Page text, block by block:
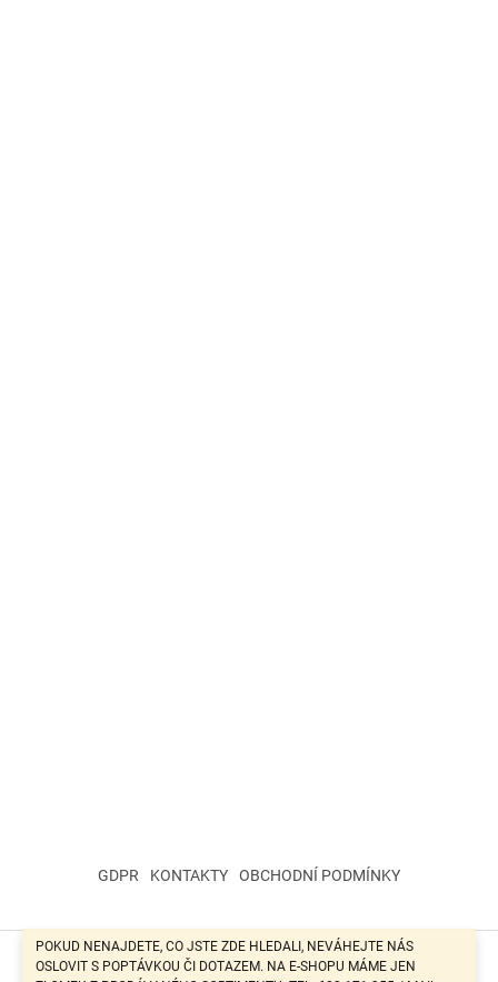
POKUD NENAJDETE, CO JSTE ZDE HLEDALI, NEVÁHEJTE NÁS
OSLOVIT S POPTÁVKOU ČI DOTAZEM. NA E-SHOPU MÁME JEN
GDPR KONTAKTY OBCHODNÍ PODMÍNKY